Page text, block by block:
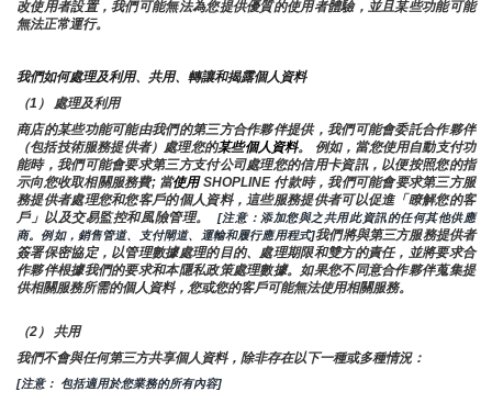
改使用者設置，我們可能無法為您提供優質的使用者體驗，並且某些功能可能
無法正常運行。
我們如何處理及利用、共用、轉讓和揭露個人資料
（1） 處理及利用
商店的某些功能可能由我們的第三方合作夥伴提供，我們可能會委託合作夥伴
（包括技術服務提供者）處理您的某些個人資料。 例如，當您使用自動支付功
能時，我們可能會要求第三方支付公司處理您的信用卡資訊，以便按照您的指
示向您收取相關服務費; 當使用 SHOPLINE 付款時，我們可能會要求第三方服
務提供者處理您和您客戶的個人資料，這些服務提供者可以促進「瞭解您的客
戶」以及交易監控和風險管理。
[注意：添加您與之共用此資訊的任何其他供應
商。例如，銷售管道、支付閘道、運輸和履行應用程式]我們將與第三方服務提供者
簽署保密協定，以管理數據處理的目的、處理期限和雙方的責任，並將要求合
作夥伴根據我們的要求和本隱私政策處理數據。如果您不同意合作夥伴蒐集提
供相關服務所需的個人資料，您或您的客戶可能無法使用相關服務。
（2） 共用
我們不會與任何第三方共享個人資料，除非存在以下一種或多種情況：
[注意： 包括適用於您業務的所有內容]